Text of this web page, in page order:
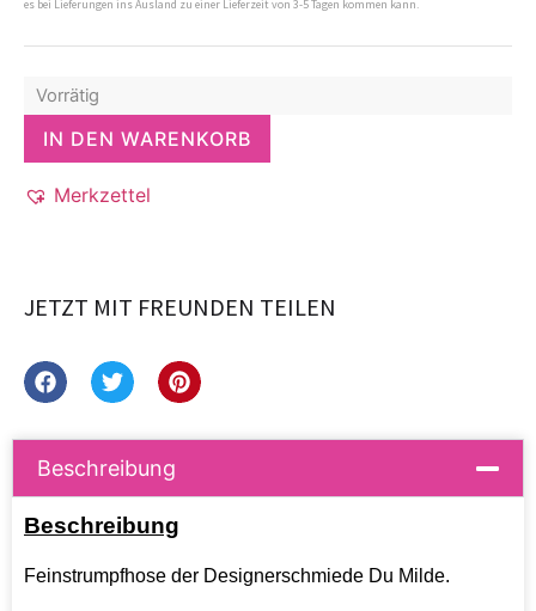
es bei Lieferungen ins Ausland zu einer Lieferzeit von 3-5 Tagen kommen kann.
Vorrätig
IN DEN WARENKORB
Merkzettel
JETZT MIT FREUNDEN TEILEN
Beschreibung
Beschreibung
Feinstrumpfhose der Designerschmiede Du Milde.